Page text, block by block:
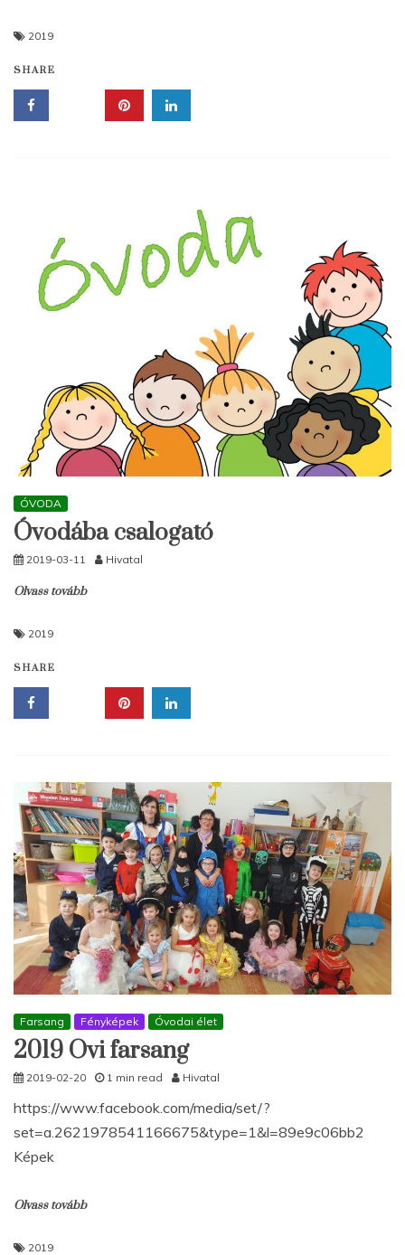
2019
SHARE
ÓVODA
Óvodába csalogató
2019-03-11 Hivatal
Olvass tovább
2019
SHARE
Farsang Fényképek Óvodai élet
2019 Ovi farsang
2019-02-20 1 min read Hivatal
https://www.facebook.com/media/set/?
set=a.2621978541166675&type=1&l=89e9c06bb2
Képek
Olvass tovább
2019